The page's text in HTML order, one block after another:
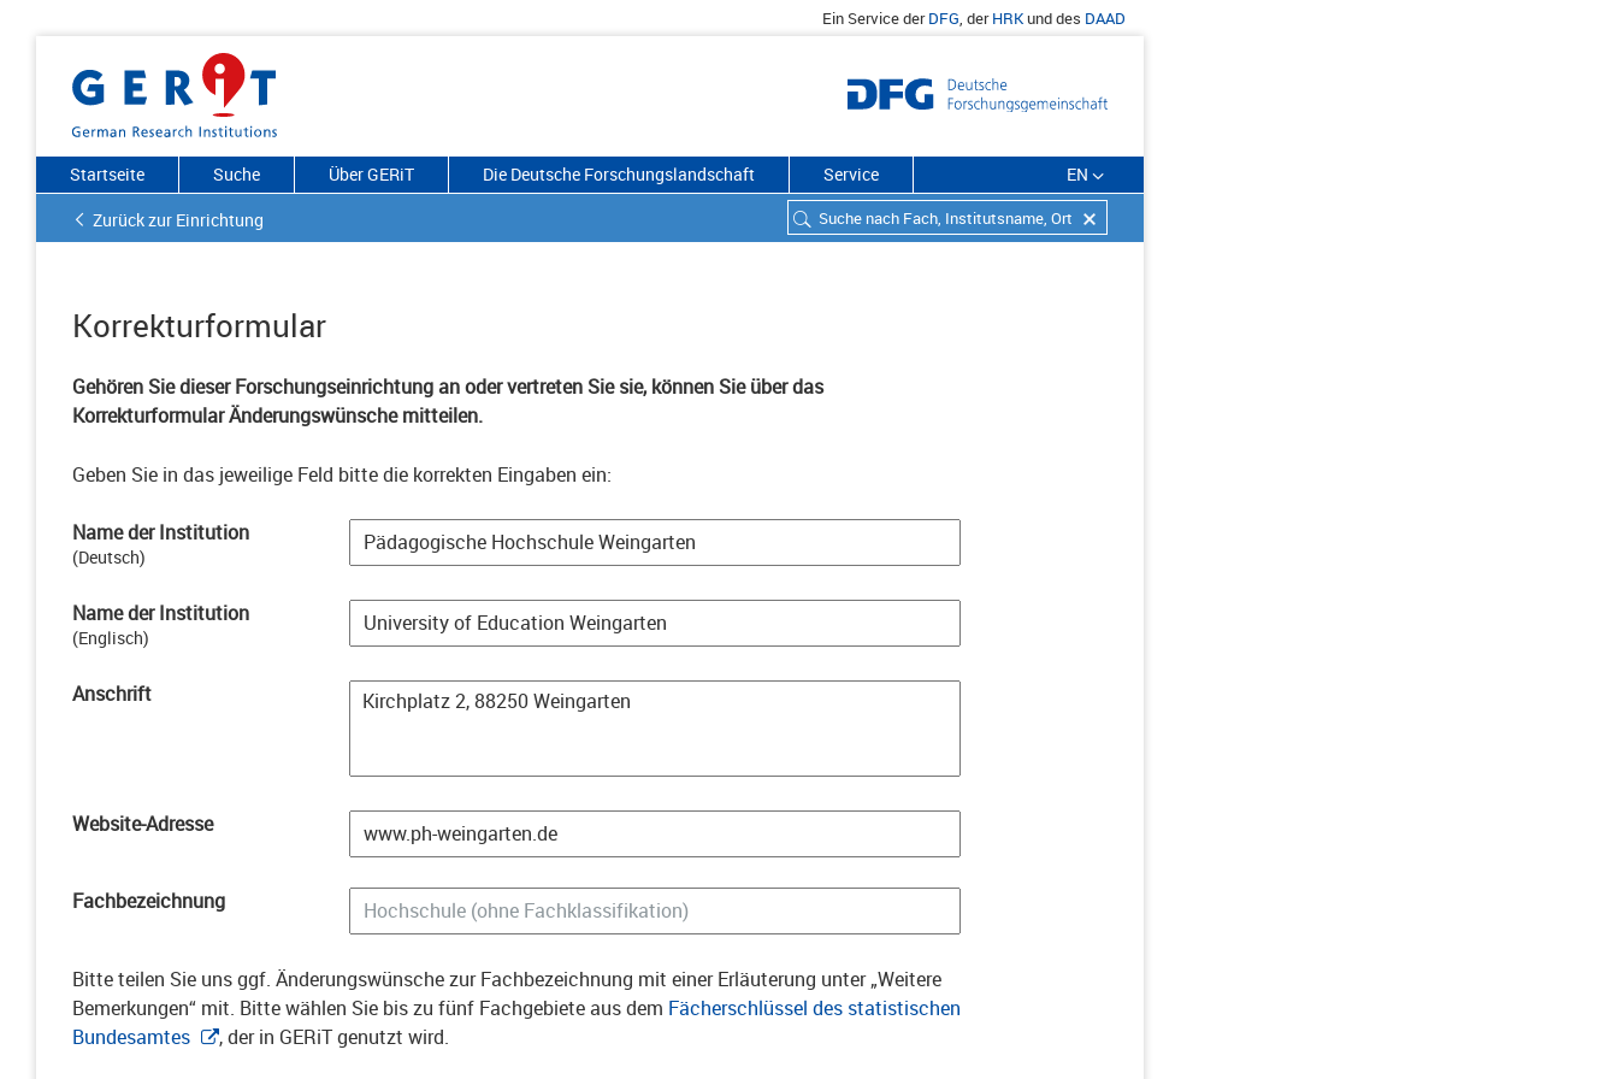
Ein Service derDFG, derHRKund des DAAD
Startseite Suche Über GERiT Die Deutsche Forschungslandschaft Service
EN
Zurück zur Einrichtung
Korrekturformular
Gehören Sie dieser Forschungseinrichtung an oder vertreten Sie sie, können Sie über das
Korrekturformular Änderungswünsche mitteilen.
Geben Sie in das jeweilige Feld bitte die korrekten Eingaben ein:
Name der Institution
(Deutsch)
Name der Institution
(Englisch)
Anschrift
Website-Adresse
Fachbezeichnung
Bitte teilen Sie uns ggf. Änderungswünsche zur Fachbezeichnung mit einer Erläuterung unter „Weitere
Bemerkungen“ mit. Bitte wählen Sie bis zu fünf Fachgebiete aus dem Fächerschlüssel des statistischen
Bundesamtes
, der in GERiT genutzt wird.